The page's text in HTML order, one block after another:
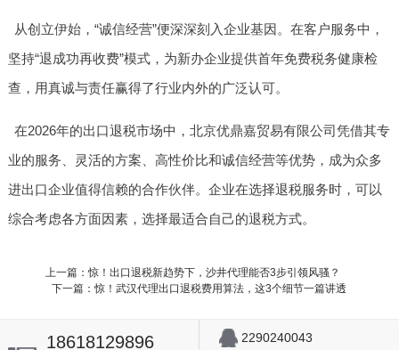
从创立伊始，“诚信经营”便深深刻入企业基因。在客户服务中，
坚持“退成功再收费”模式，为新办企业提供首年免费税务健康检
查，用真诚与责任赢得了行业内外的广泛认可。
在2026年的出口退税市场中，北京优鼎嘉贸易有限公司凭借其专
业的服务、灵活的方案、高性价比和诚信经营等优势，成为众多
进出口企业值得信赖的合作伙伴。企业在选择退税服务时，可以
综合考虑各方面因素，选择最适合自己的退税方式。
上一篇：惊！出口退税新趋势下，沙井代理能否3步引领风骚？
下一篇：惊！武汉代理出口退税费用算法，这3个细节一篇讲透
18618129896 2290240043